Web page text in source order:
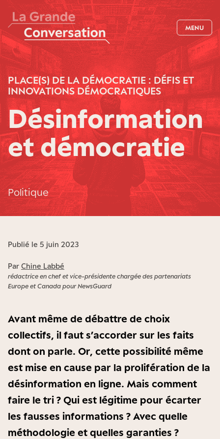
MENU
PLACE(S) DE LA DÉMOCRATIE : DÉFIS ET
INNOVATIONS DÉMOCRATIQUES
Désinformation
et démocratie
Politique
Publié le 5 juin 2023
Par Chine Labbé
rédactrice en chef et vice-présidente chargée des partenariats
Europe et Canada pour NewsGuard
Avant même de débattre de choix
collectifs, il faut s’accorder sur les faits
dont on parle. Or, cette possibilité même
est mise en cause par la prolifération de la
désinformation en ligne. Mais comment
faire le tri ? Qui est légitime pour écarter
les fausses informations ? Avec quelle
méthodologie et quelles garanties ?